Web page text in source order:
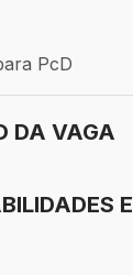
Presencial
PcD
PcD
DA VAGA
E